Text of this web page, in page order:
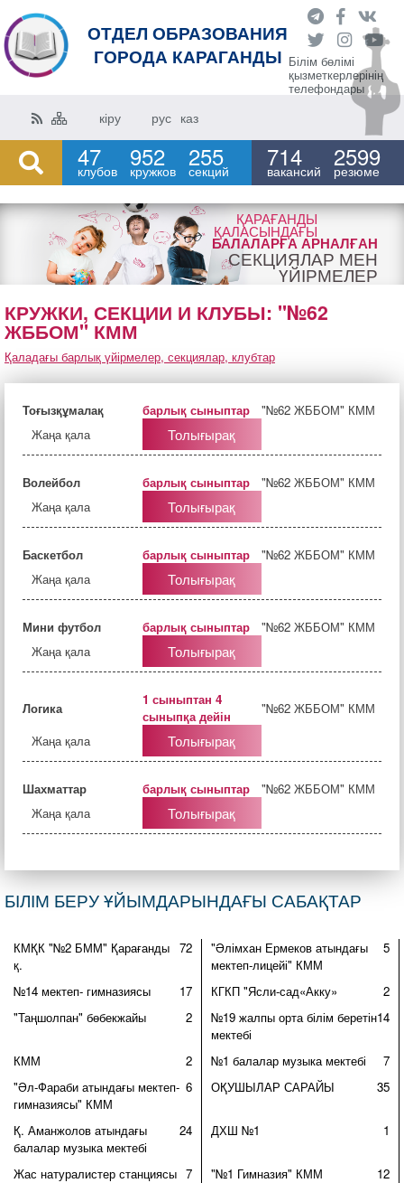
ОТДЕЛ ОБРАЗОВАНИЯ
ГОРОДА КАРАГАНДЫ Білім бөлімі
қызметкерлерінің
телефондары
кіру рус каз
47
клубов 952
кружков 255
секций 714
вакансий 2599
резюме
ҚАРАҒАНДЫ
ҚАЛАСЫНДАҒЫ
БАЛАЛАРҒА АРНАЛҒАН
СЕКЦИЯЛАР МЕН
ҮЙІРМЕЛЕР
КРУЖКИ, СЕКЦИИ И КЛУБЫ: "№62
ЖББОМ" КММ
Қаладағы барлық үйірмелер, секциялар, клубтар
Тоғызқұмалақ барлық сыныптар
"№62 ЖББОМ" КММ
Жаңа қала
Толығырақ
Волейбол барлық сыныптар
"№62 ЖББОМ" КММ
Жаңа қала
Толығырақ
Баскетбол барлық сыныптар
"№62 ЖББОМ" КММ
Жаңа қала
Толығырақ
Мини футбол барлық сыныптар
"№62 ЖББОМ" КММ
Жаңа қала
Толығырақ
Логика
1 сыныптан 4
сыныпқа дейін
"№62 ЖББОМ" КММ
Жаңа қала
Толығырақ
Шахматтар барлық сыныптар
"№62 ЖББОМ" КММ
Жаңа қала
Толығырақ
БІЛІМ БЕРУ ҰЙЫМДАРЫНДАҒЫ САБАҚТАР
КМҚК "№2 БММ" Қарағанды
қ.
72
"Әлімхан Ермеков атындағы
мектеп-лицейі" КММ
5
№14 мектеп- гимназиясы 17 КГКП "Ясли-сад«Акку»
2
"Таңшолпан" бөбекжайы
2
№19 жалпы орта білім беретін
мектебі
14
КММ 2 №1 балалар музыка мектебі
7
"Әл-Фараби атындағы мектеп-
гимназиясы" КММ
6 ОҚУШЫЛАР САРАЙЫ 35
Қ. Аманжолов атындағы
балалар музыка мектебі
24 ДХШ №1 1
Жас натуралистер станциясы 7 "№1 Гимназия" КММ
12